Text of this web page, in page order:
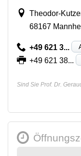
Theodor-
68167
+49 621 3...
+49 621 38...
Sind Sie Prof. Dr.